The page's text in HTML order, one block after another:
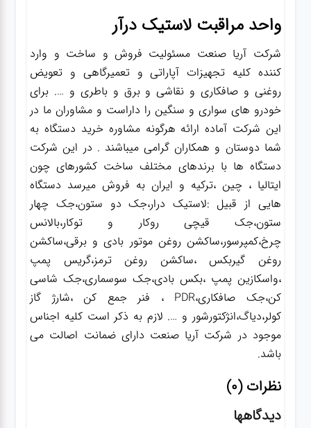
واحد مراقبت لاستیک درآر
شرکت آریا صنعت مسئولیت فروش و ساخت و وارد
کننده کلیه تجهیزات آپاراتی و تعمیرگاهی و تعویض
روغنی و صافکاری و نقاشی و برق و باطری و …. برای
خودرو های سواری و سنگین را داراست و مشاوران ما در
این شرکت آماده ارائه هرگونه مشاوره خرید دستگاه به
شما دوستان و همکاران گرامی میباشند . در این شرکت
دستگاه ها با برندهای مختلف ساخت کشورهای چون
ایتالیا ، چین ،ترکیه و ایران به فروش میرسد دستگاه
هایی از قبیل :لاستیک درار،جک دو ستون،جک چهار
ستون،جک قیچی روکار و توکار،بالانس
چرخ،کمپرسور،ساکشن روغن موتور بادی و برقی،ساکشن
روغن گیربکس ،ساکشن روغن ترمز،گریس پمپ
،واسکازین پمپ ،بکس بادی،جک سوسماری،جک شاسی
کن،جک صافکاری،PDR ، فنر جمع کن ،شارژ گاز
کولر،دیاگ،انژکتورشور و …. لازم به ذکر است کلیه اجناس
موجود در شرکت آریا صنعت دارای ضمانت اصالت می
باشد.
نظرات (0)
دیدگاهها